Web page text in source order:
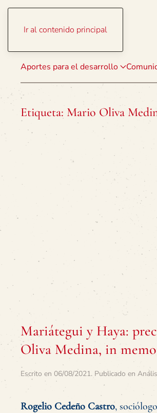
Ir al contenido principal
Aportes para el desarrollo
Etiqueta: Mario Oliva
Mariátegui y Haya:
Oliva Medina, in
Escrito en 06/08/2021. Publicado en
Rogelio Cedeño Castro,